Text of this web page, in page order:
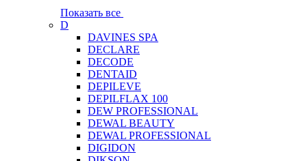
Показать все
D
DAVINES SPA
DECLARE
DECODE
DENTAID
DEPILEVE
DEPILFLAX 100
DEW PROFESSIONAL
DEWAL BEAUTY
DEWAL PROFESSIONAL
DIGIDON